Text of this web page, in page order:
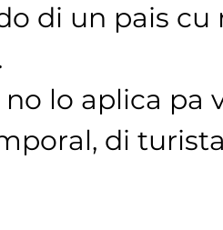
di un pais
no lo aplica pa
di